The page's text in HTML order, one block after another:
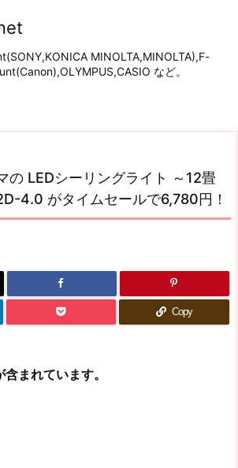
MINOLTA,MINOLTA),F-
など。
の LEDシーリングライト ～12畳
4.0 がタイムセールで6,780円！
Copy
まれています。